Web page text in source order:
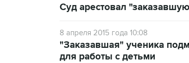
Суд арестовал
8 апреля 2015 года 10:08
"Заказавшая" ученика
для работы с детьми